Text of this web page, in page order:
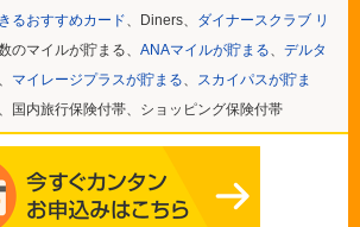
るおすすめカード、Diners、 ダイナースクラブ リ
のマイルが貯まる、 ANAマイルが貯まる、 デルタ
、 マイレージプラスが貯まる、 スカイパスが貯ま
、国内旅行保険付帯、ショッピング保険付帯